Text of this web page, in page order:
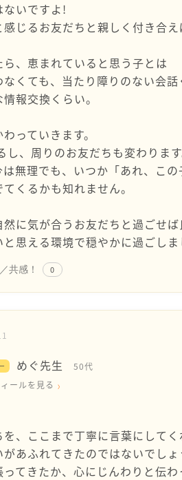
いですよ!
じるお友だちと親しく付き合え
、恵まれていると思う子とは
くても、当たり障りのない会話
報交換くらい。
っていきます。
、周りのお友だちも変わります
無理でも、いつか「あれ、この
くるかも知れません。
に気が合うお友だちと過ごせば
思える環境で穏やかに過ごしま
共感！ 0
めぐ先生
50代
ールを見る
、ここまで丁寧に言葉にして
があふれてきたのではないでし
てきたか、心にじんわりと伝わ